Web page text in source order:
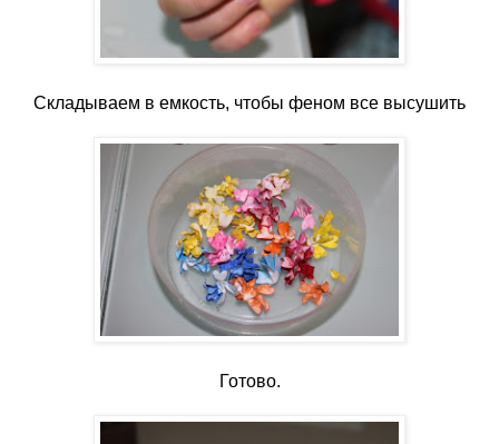
Складываем в емкость, чтобы феном все высушить
Готово.